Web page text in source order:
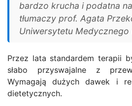
bardzo krucha i podatna na
tłumaczy prof. Agata
Uniwersytetu Medycznego
Przez lata standardem terapii
słabo przyswajalne z
Wymagają dużych dawek i
dietetycznych.